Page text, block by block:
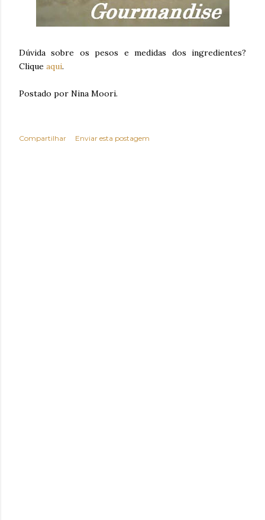
Dúvida sobre os pesos e medidas dos ingredientes?
Clique aqui.
Postado por Nina Moori.
Compartilhar Enviar esta postagem